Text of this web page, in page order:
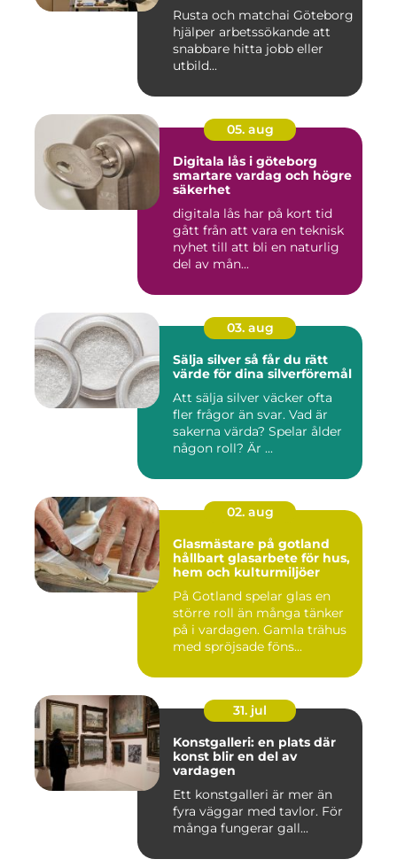
Rusta och matchai Göteborg
hjälper arbetssökande att
snabbare hitta jobb eller
utbild...
05. aug
Digitala lås i göteborg
smartare vardag och högre
säkerhet
digitala lås har på kort tid
gått från att vara en teknisk
nyhet till att bli en naturlig
del av mån...
03. aug
Sälja silver så får du rätt
värde för dina silverföremål
Att sälja silver väcker ofta
fler frågor än svar. Vad är
sakerna värda? Spelar ålder
någon roll? Är ...
02. aug
Glasmästare på gotland
hållbart glasarbete för hus,
hem och kulturmiljöer
På Gotland spelar glas en
större roll än många tänker
på i vardagen. Gamla trähus
med spröjsade föns...
31. jul
Konstgalleri: en plats där
konst blir en del av
vardagen
Ett konstgalleri är mer än
fyra väggar med tavlor. För
många fungerar gall...